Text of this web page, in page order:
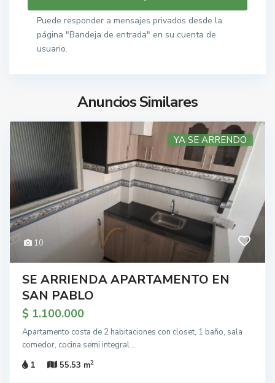
Puede responder a mensajes privados desde la
página "Bandeja de entrada" en su cuenta de
usuario.
Anuncios Similares
10
YA SE ARRENDO
SE ARRIENDA APARTAMENTO EN
SAN PABLO
$ 1.100.000
Apartamento costa de 2 habitaciones con closet, 1 baño, sala
comedor, cocina semi integral...
1
55.53 m2